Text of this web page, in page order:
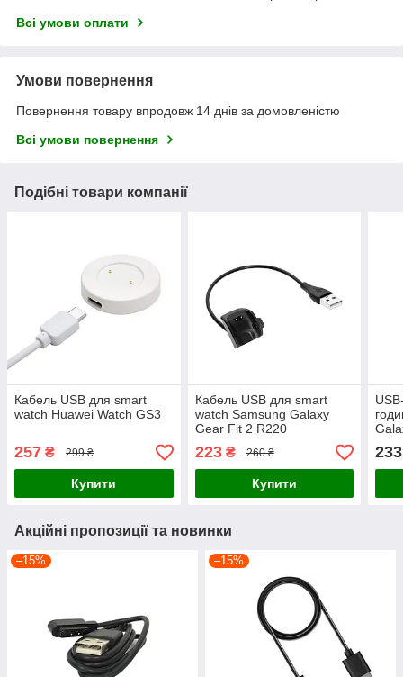
Всі умови оплати
Умови повернення
Повернення товару впродовж 14 днів за домовленістю
Всі умови повернення
Подібні товари компанії
Кабель USB для smart
watch Huawei Watch GS3
257 ₴ 299 ₴
Купити
Кабель USB для smart
watch Samsung Galaxy
Gear Fit 2 R220
223₴ 260 ₴
Купити
233
Акційні пропозиції та новинки
–15% –15%